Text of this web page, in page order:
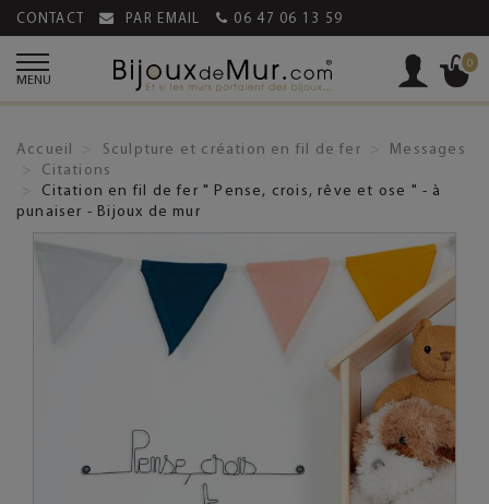
CONTACT PAR EMAIL 06 47 06 13 59
MENU
0
Accueil Sculpture et création en fil de fer
Messages
Citations
Citation en fil de fer " Pense, crois, rêve et ose " - à
punaiser - Bijoux de mur